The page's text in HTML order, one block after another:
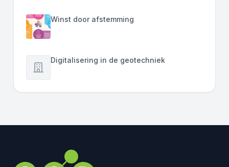
Winst door afstemming
Digitalisering in de geotechniek